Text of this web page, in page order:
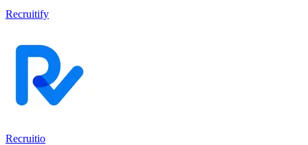
Recruitify
Recruitio